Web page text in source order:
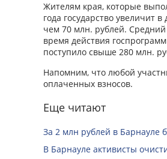
Жителям края, которые
года государство увеличит
чем 70 млн. рублей. Средний
время действия
поступило свыше 280 млн.
Напомним, что любой
оплаченных взносов.
Еще читают
За 2 млн рублей в Барнауле
В Барнауле активисты